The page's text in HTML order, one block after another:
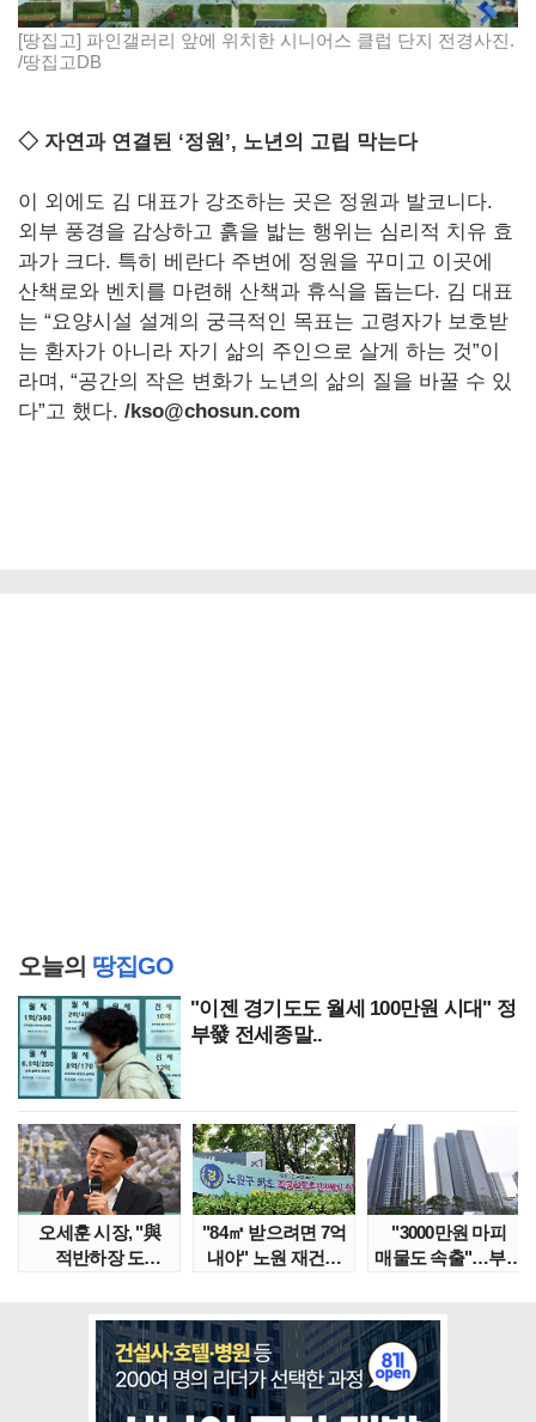
[땅집고] 파인갤러리 앞에 위치한 시니어스 클럽 단지 전경사진.
/땅집고DB
◇ 자연과 연결된 ‘정원’, 노년의 고립 막는다
이 외에도 김 대표가 강조하는 곳은 정원과 발코니다.
외부 풍경을 감상하고 흙을 밟는 행위는 심리적 치유 효
과가 크다. 특히 베란다 주변에 정원을 꾸미고 이곳에
산책로와 벤치를 마련해 산책과 휴식을 돕는다. 김 대표
는 “요양시설 설계의 궁극적인 목표는 고령자가 보호받
는 환자가 아니라 자기 삶의 주인으로 살게 하는 것”이
라며, “공간의 작은 변화가 노년의 삶의 질을 바꿀 수 있
다”고 했다. /kso@chosun.com
오늘의 땅집GO
"이젠 경기도도 월세 100만원 시대" 정
부發 전세종말..
오세훈 시장, "與
적반하장 도
"84㎡ 받으려면 7억
내야" 노원 재건축
"3000만원 마피
매물도 속출"…부산